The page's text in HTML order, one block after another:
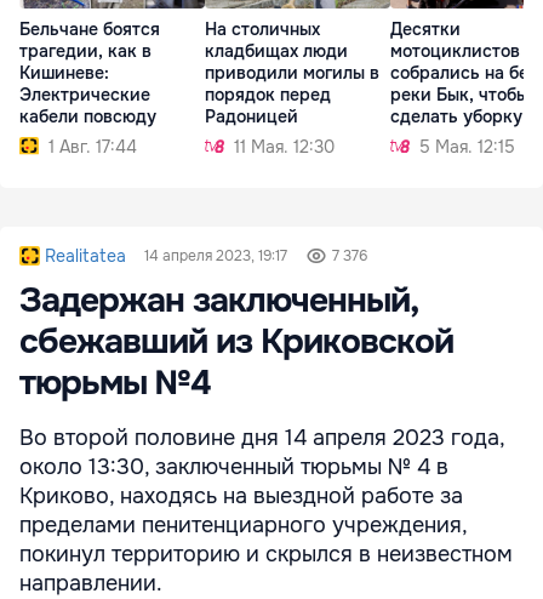
Бельчане боятся
трагедии, как в
Кишиневе:
Электрические
кабели повсюду
1 Авг. 17:44
На столичных
кладбищах люди
приводили могилы в
порядок перед
Радоницей
11 Мая. 12:30
Десятки
мотоциклистов
собрались на
реки Бык, чтобы
сделать уборку
5 Мая. 12:15
Realitatea 14 апреля 2023, 19:17 7 376
Задержан заключенный,
сбежавший из Криковской
тюрьмы №4
Во второй половине дня 14 апреля 2023 года,
около 13:30, заключенный тюрьмы № 4 в
Криково, находясь на выездной работе за
пределами пенитенциарного учреждения,
покинул территорию и скрылся в неизвестном
направлении.